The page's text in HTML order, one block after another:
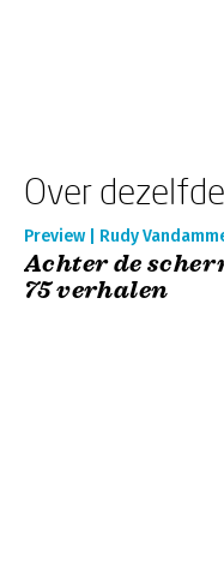
Over
Preview | Rudy
Achter de
75 verhalen